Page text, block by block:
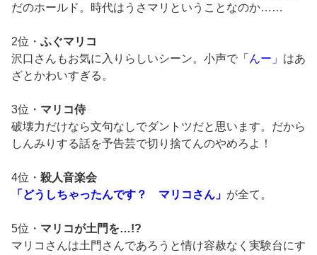
だのホールド。時代はうさマリということなのか……
2位・ ふぐマリコ
沢口さんもお気に入りらしいシーン。小声で 「んー」 はあ
ざとかわいすぎる。
3位・ マリコ侍
破壊力だけなら文句なしでダントツだと思います。だから
しんみりする話を予告芸で切り捨てんのやめろよ！
4位・ 殺人音楽会
「どうしちゃったんです？ マリコさん」 が全て。
5位・ マリコが土門を…!?
マリコさんは土門さんであろうと情け容赦なく実験台にす